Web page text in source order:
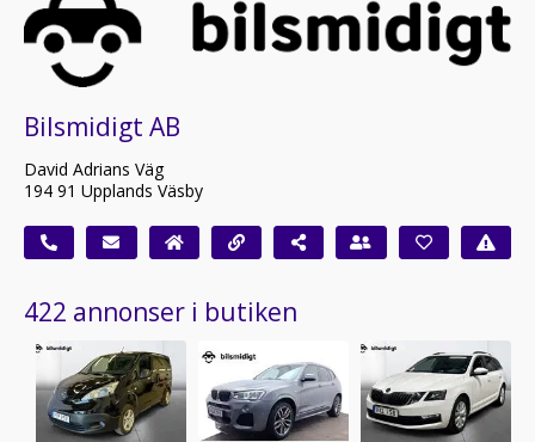
Bilsmidigt AB
David Adrians Väg
194 91 Upplands Väsby
422 annonser i butiken